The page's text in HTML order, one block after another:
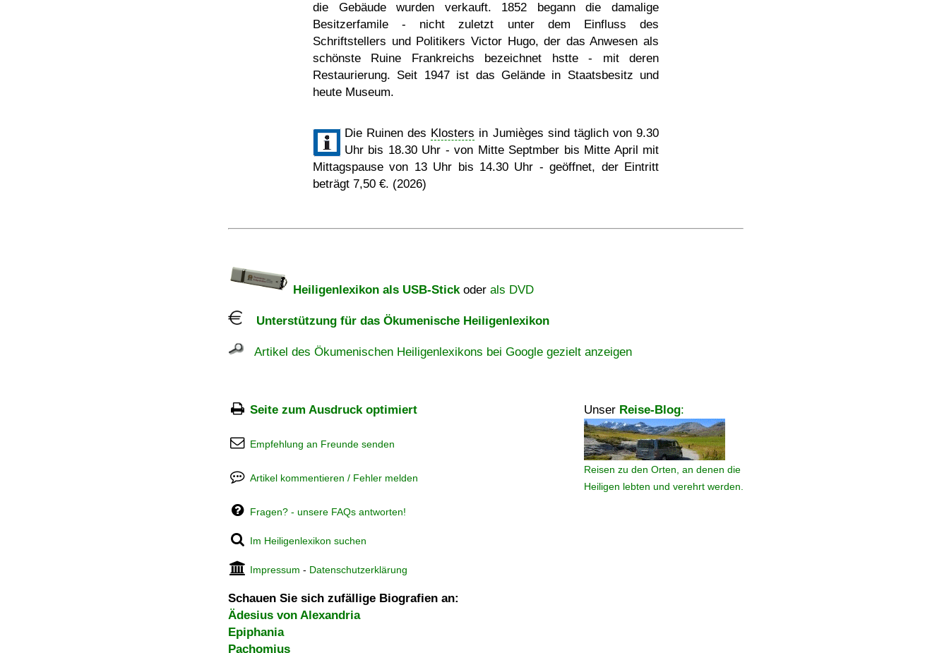
die Gebäude wurden verkauft. 1852 begann die damalige
Besitzerfamile - nicht zuletzt unter dem Einfluss des
Schriftstellers und Politikers Victor Hugo, der das Anwesen als
schönste Ruine Frankreichs bezeichnet hstte - mit deren
Restaurierung. Seit 1947 ist das Gelände in Staatsbesitz und
heute Museum.
Die Ruinen des Klosters in Jumièges sind täglich von 9.30
Uhr bis 18.30 Uhr - von Mitte Septmber bis Mitte April mit
Mittagspause von 13 Uhr bis 14.30 Uhr - geöffnet, der Eintritt
beträgt 7,50 €. (2026)
Heiligenlexikon als USB-Stickoder als DVD
Unterstützung für das Ökumenische Heiligenlexikon
Artikel des Ökumenischen Heiligenlexikons bei Google gezielt anzeigen
Seite zum Ausdruck optimiert Unser Reise-Blog:
Reisen zu den Orten, an denen die
Heiligen lebten und verehrt werden.
Empfehlung an Freunde senden
Artikel kommentieren / Fehler melden
Fragen? - unsere FAQs antworten!
Im Heiligenlexikon suchen
Impressum - Datenschutzerklärung
Schauen Sie sich zufällige Biografien an:
Ädesius von Alexandria
Epiphania
Pachomius